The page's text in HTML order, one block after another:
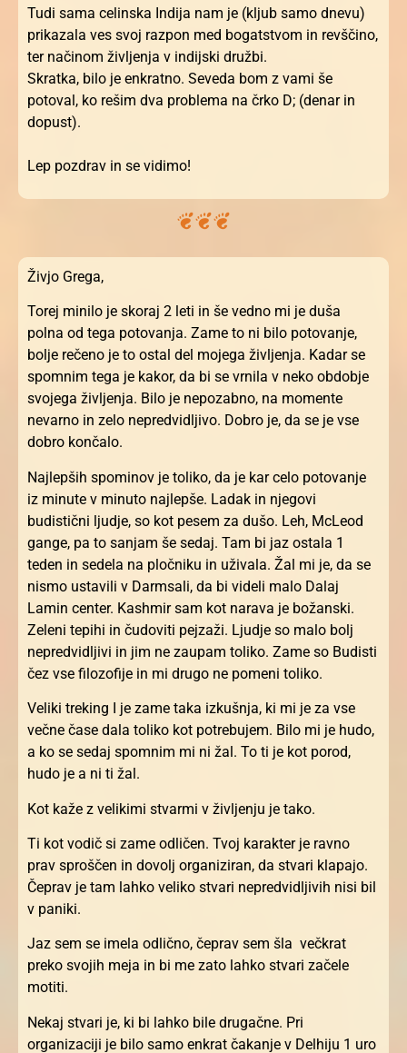
Tudi sama celinska Indija nam je (kljub samo dnevu)
prikazala ves svoj razpon med bogatstvom in revščino,
ter načinom življenja v indijski družbi.
Skratka, bilo je enkratno. Seveda bom z vami še
potoval, ko rešim dva problema na črko D; (denar in
dopust).
Lep pozdrav in se vidimo!
Živjo Grega,
Torej minilo je skoraj 2 leti in še vedno mi je duša
polna od tega potovanja. Zame to ni bilo potovanje,
bolje rečeno je to ostal del mojega življenja. Kadar se
spomnim tega je kakor, da bi se vrnila v neko obdobje
svojega življenja. Bilo je nepozabno, na momente
nevarno in zelo nepredvidljivo. Dobro je, da se je vse
dobro končalo.
Najlepših spominov je toliko, da je kar celo potovanje
iz minute v minuto najlepše. Ladak in njegovi
budistični ljudje, so kot pesem za dušo. Leh, McLeod
gange, pa to sanjam še sedaj. Tam bi jaz ostala 1
teden in sedela na pločniku in uživala. Žal mi je, da se
nismo ustavili v Darmsali, da bi videli malo Dalaj
Lamin center. Kashmir sam kot narava je božanski.
Zeleni tepihi in čudoviti pejzaži. Ljudje so malo bolj
nepredvidljivi in jim ne zaupam toliko. Zame so Budisti
čez vse filozofije in mi drugo ne pomeni toliko.
Veliki treking I je zame taka izkušnja, ki mi je za vse
večne čase dala toliko kot potrebujem. Bilo mi je hudo,
a ko se sedaj spomnim mi ni žal. To ti je kot porod,
hudo je a ni ti žal.
Kot kaže z velikimi stvarmi v življenju je tako.
Ti kot vodič si zame odličen. Tvoj karakter je ravno
prav sproščen in dovolj organiziran, da stvari klapajo.
Čeprav je tam lahko veliko stvari nepredvidljivih nisi bil
v paniki.
Jaz sem se imela odlično, čeprav sem šla večkrat
preko svojih meja in bi me zato lahko stvari začele
motiti.
Nekaj stvari je, ki bi lahko bile drugačne. Pri
organizaciji je bilo samo enkrat čakanje v Delhiju 1 uro